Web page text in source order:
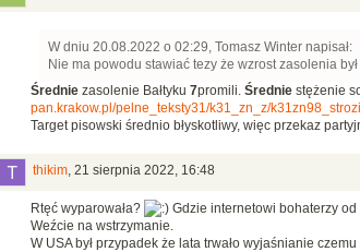
W dniu 20.08.2022 o 02:29, Tomasz Winter napisał:
Nie ma powodu stawiać tezy że wzrost zasolenia
Średniezasolenie Bałtyku 7promili.Średniestężenie
pan.krakow.pl/pelne_teksty31/k31_zn_z/
Target pisowski średnio błyskotliwy, więc przekaz
thikim, 21 sierpnia 2022, 16:48
Rtęć wyparowała?
Gdzie internetowi bohaterzy od
Weźcie na wstrzymanie.
W USA był przypadek że lata trwało wyjaśnianie